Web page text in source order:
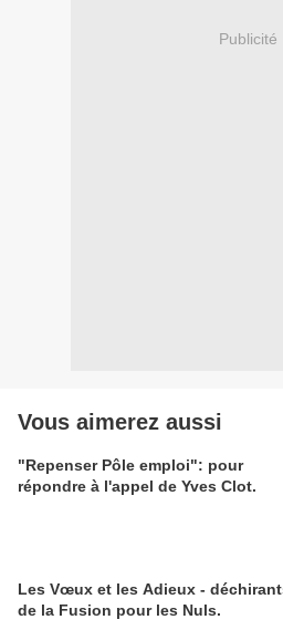
Publicité
Vous aimerez aussi
"Repenser Pôle emploi": pour
répondre à l'appel de Yves Clot.
Les Vœux et les Adieux -
de la Fusion pour les Nuls.